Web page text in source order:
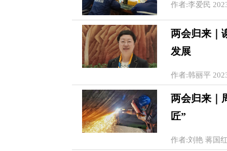
作者:李爱民
两会归来｜
发展
作者:韩丽平
两会归来｜
匠”
作者:刘艳 蒋国